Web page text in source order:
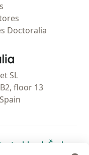
Doctoralia
- Página de inicio
SL
floor 13
pestaña
una nueva pestaña
abre en una nueva
se abre en
Česko